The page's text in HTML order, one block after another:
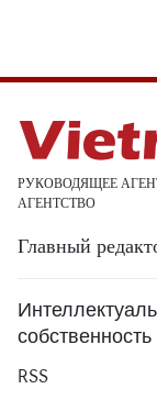
РУКОВОДЯЩЕЕ
АГЕНТСТВО
Главный
собственность
RSS